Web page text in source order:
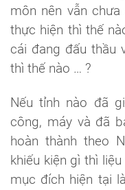
môn nên vẫn
thực hiện thì thế
cái đang đấu thầu
thì thế nào … ?
Nếu tỉnh nào đã
công, máy và đã
hoàn thành theo
khiếu kiện gì thì
mục đích hiện tại